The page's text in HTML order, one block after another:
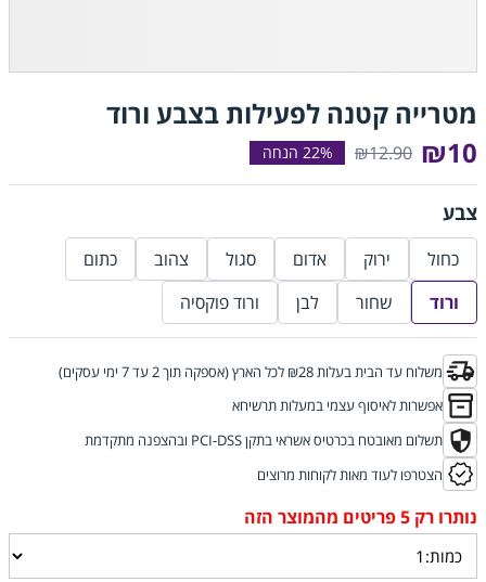
מטרייה קטנה לפעילות בצבע ורוד
₪10
₪12.90
צבע
כחול ירוק אדום סגול צהוב
כתום
ורוד
שחור לבן ורוד פוקסיה
משלוח עד הבית בעלות ₪28 לכל הארץ (אספקה תוך 2 עד 7 ימי עסקים)
אפשרות לאיסוף עצמי במעלות תרשיחא
תשלום מאובטח בכרטיס אשראי בתקן PCI-DSS ובהצפנה מתקדמת
הצטרפו לעוד מאות לקוחות מרוצים